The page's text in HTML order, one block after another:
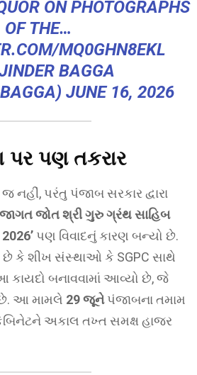
ON PHOTOGRAPHS
OF THE…
MQ0GHN8EKL
BAGGA
JUNE 16, 2026
પર પણ તકરાર
જ નહીં, પરંતુ પંજાબ સરકાર દ્વારા
જોત શ્રી ગુરુ ગ્રંથ સાહિબ
પણ વિવાદનું કારણ બન્યો છે.
કે શીખ સંસ્થાઓ કે SGPC સાથે
કાયદો બનાવવામાં આવ્યો છે, જે
છે. આ મામલે 29 જૂનેપંજાબના તમામ
અકાલ તખ્ત સમક્ષ હાજર